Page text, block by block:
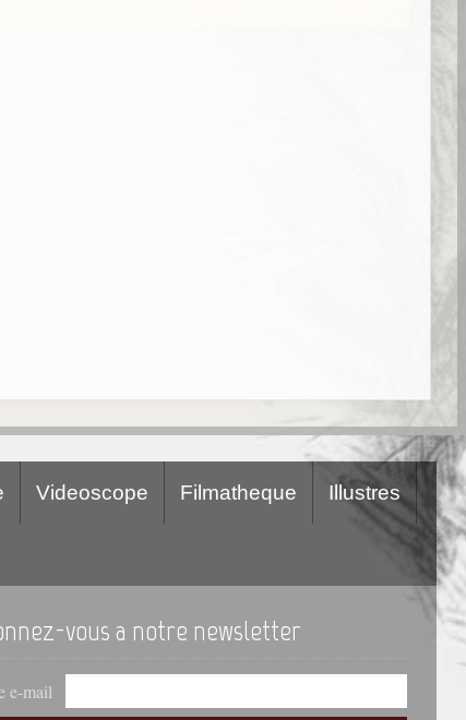
Videoscope Filmatheque Illustres
vous a notre newsletter
e-mail